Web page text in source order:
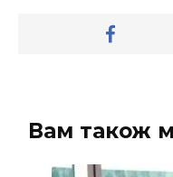
Вам також